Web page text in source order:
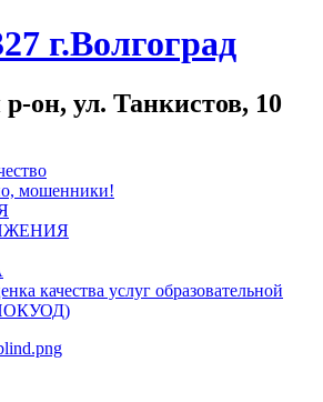
г.Волгоград
он, ул. Танкистов, 10
мошенники!
качества услуг образовательной